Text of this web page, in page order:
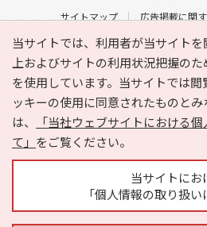
当サイトでは、利用者が当サイト
上およびサイトの利用状況把握の
を使用しています。当サイトでは
ッキーの使用に同意されたものと
は、
「当社ウェブサイトにおける
て」 をご覧ください。
当サイトにお
「個人情報の取り扱
サイトマップ
広告掲載に関
サイトの内容に関する
Copyright © HYOJITO.Co.,Ltd. All